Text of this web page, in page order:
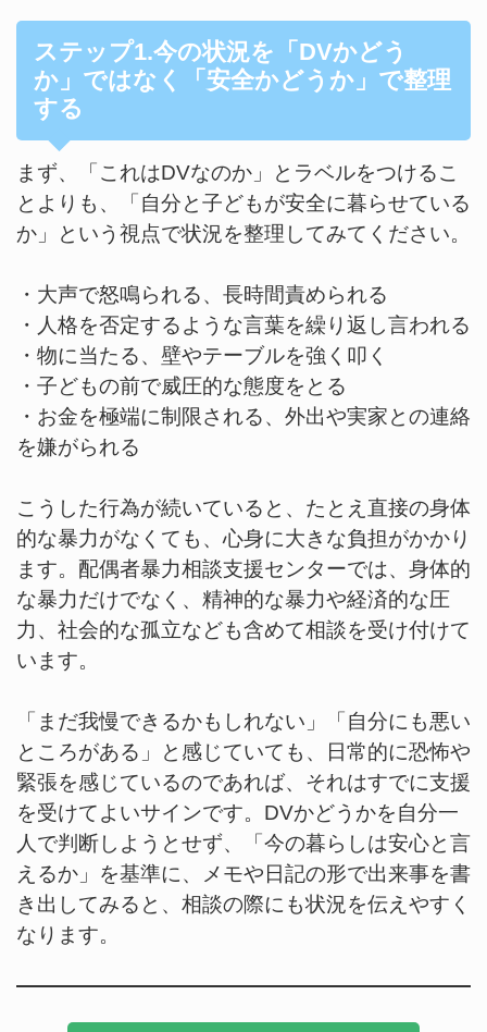
ステップ1.今の状況を「DVかどう
か」ではなく「安全かどうか」で整理
する
まず、「これはDVなのか」とラベルをつけるこ
とよりも、「自分と子どもが安全に暮らせている
か」という視点で状況を整理してみてください。
・大声で怒鳴られる、長時間責められる
・人格を否定するような言葉を繰り返し言われる
・物に当たる、壁やテーブルを強く叩く
・子どもの前で威圧的な態度をとる
・お金を極端に制限される、外出や実家との連絡
を嫌がられる
こうした行為が続いていると、たとえ直接の身体
的な暴力がなくても、心身に大きな負担がかかり
ます。配偶者暴力相談支援センターでは、身体的
な暴力だけでなく、精神的な暴力や経済的な圧
力、社会的な孤立なども含めて相談を受け付けて
います。
「まだ我慢できるかもしれない」「自分にも悪い
ところがある」と感じていても、日常的に恐怖や
緊張を感じているのであれば、それはすでに支援
を受けてよいサインです。DVかどうかを自分一
人で判断しようとせず、「今の暮らしは安心と言
えるか」を基準に、メモや日記の形で出来事を書
き出してみると、相談の際にも状況を伝えやすく
なります。